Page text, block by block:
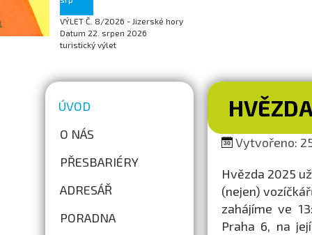
VÝLET Č. 8/2026 - Jizerské hory
Datum 22. srpen 2026
turistický výlet
ÚVOD
O NÁS
PŘESBARIÉRY
ADRESÁŘ
PORADNA
Vytvořeno:
Hvězda 2025
(nejen)
zahájíme ve
Praha 6, na